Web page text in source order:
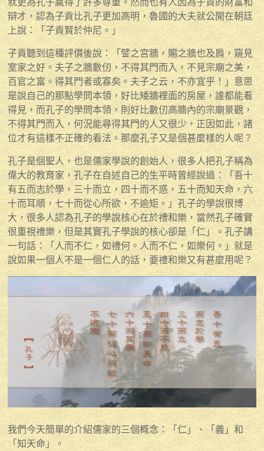
辯才，認為子貢比孔子更加高明，魯國的大夫就公開在朝廷
上說：「子貢賢於仲尼。」
子貢聽到這種評價後說：「譬之宮牆，賜之牆也及肩，窺見
室家之好。夫子之牆數仞，不得其門而入，不見宗廟之美，
百官之富。得其門者或寡矣。夫子之云，不亦宜乎！」意思
是說自己的那點學問本領，好比矮牆裡面的房屋，誰都能看
得見，而孔子的學問本領，則好比數仞高牆內的宗廟景觀，
不得其門而入，何況能尋得其門的人又很少，正因如此，諸
位才有這樣不正確的看法。那麼孔子又是個甚麼樣的人呢？
孔子是個聖人，也是儒家學說的創始人，很多人把孔子稱為
偉大的教育家，孔子在自述自己的生平時曾經說過：「吾十
有五而志於學，三十而立，四十而不惑，五十而知天命，六
十而耳順，七十而從心所欲，不逾矩。」孔子的學說很博
大，很多人認為孔子的學說核心在於禮和樂，當然孔子確實
很重視禮樂，但是其實孔子學說的核心卻是「仁」。孔子講
一句話：「人而不仁，如禮何。人而不仁，如樂何。」就是
說如果一個人不是一個仁人的話，要禮和樂又有甚麼用呢？
我們今天簡單的介紹儒家的三個概念：「仁」、「義」和
「知天命」。